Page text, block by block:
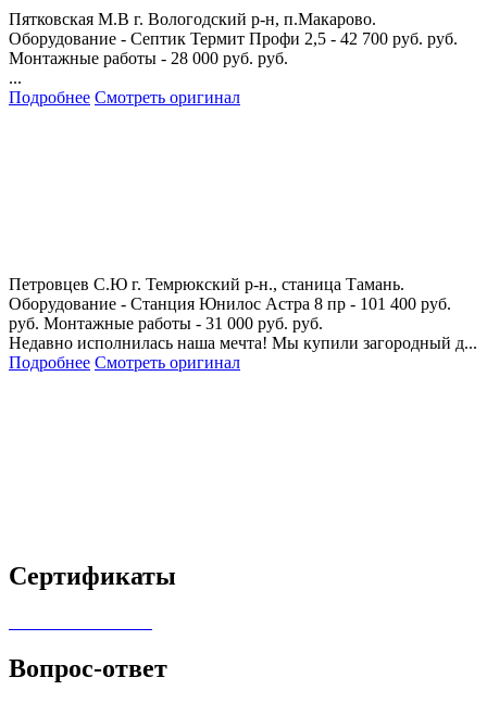
Пятковская М.В г. Вологодский р-н, п.Макарово.
Оборудование - Септик Термит Профи 2,5 - 42 700 руб. руб.
Монтажные работы - 28 000 руб. руб.
...
Подробнее Смотреть оригинал
Петровцев С.Ю г. Темрюкский р-н., станица Тамань.
Оборудование - Станция Юнилос Астра 8 пр - 101 400 руб.
руб. Монтажные работы - 31 000 руб. руб.
Недавно исполнилась наша мечта! Мы купили загородный д...
Подробнее Смотреть оригинал
Сертификаты
Вопрос-ответ